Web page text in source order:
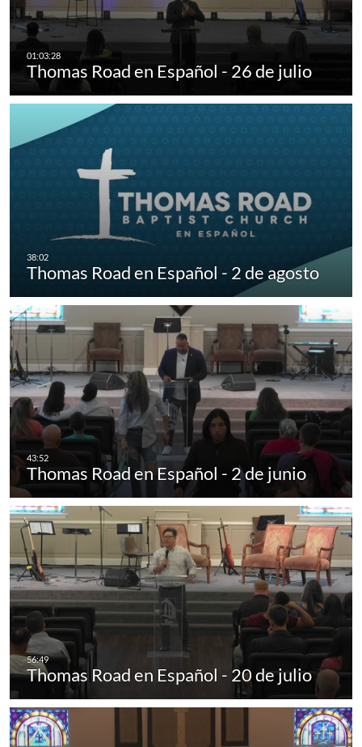
Thomas Road en Español - 26 de julio
Thomas Road en Español - 2 de agosto
Thomas Road en Español - 2 de junio
Thomas Road en Español - 20 de julio